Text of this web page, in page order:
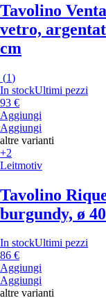
Tavolino
vetro,
cm
(1)
In stockUltimi pezzi
93 €
Aggiungi
Aggiungi
altre varianti
+2
Leitmotiv
Tavolino
burgundy, ø
In stockUltimi pezzi
86 €
Aggiungi
Aggiungi
altre varianti